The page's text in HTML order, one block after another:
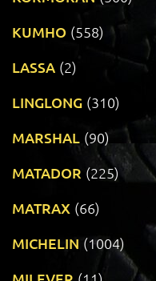
KUMHO (558)
LASSA (2)
LINGLONG (310)
MARSHAL (90)
MATADOR (225)
MATRAX (66)
MICHELIN (1004)